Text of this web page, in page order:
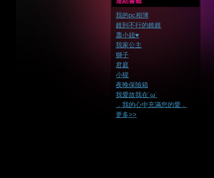
我的pc相簿
錐到不行的錐錐
蕭小妞♥
我家公主
獅子
君庭
小猩
夜晚保險箱
我愛故我在˙ω˙
．我的心中充滿您的愛．
更多>>